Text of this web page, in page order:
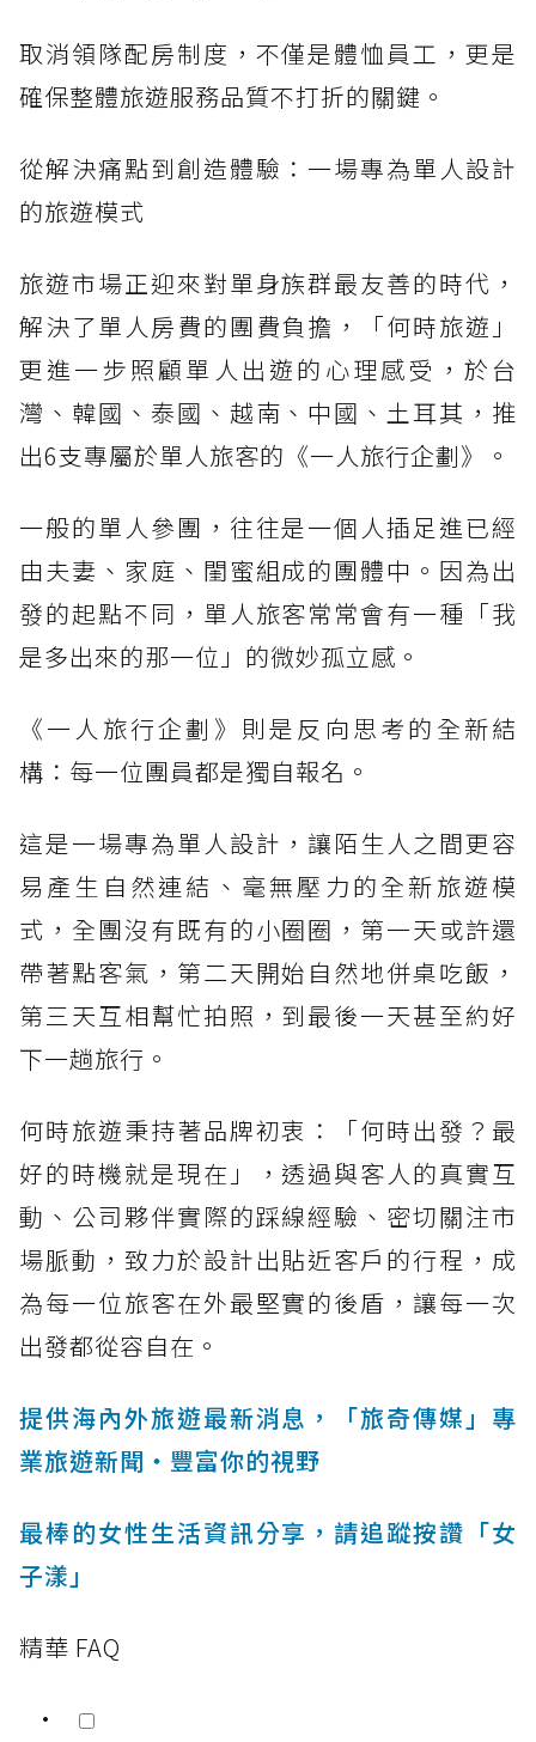
取消領隊配房制度，不僅是體恤員工，更是
確保整體旅遊服務品質不打折的關鍵。
從解決痛點到創造體驗：一場專為單人設計
的旅遊模式
旅遊市場正迎來對單身族群最友善的時代，
解決了單人房費的團費負擔，「何時旅遊」
更進一步照顧單人出遊的心理感受，於台
灣、韓國、泰國、越南、中國、土耳其，推
出6支專屬於單人旅客的《一人旅行企劃》。
一般的單人參團，往往是一個人插足進已經
由夫妻、家庭、閨蜜組成的團體中。因為出
發的起點不同，單人旅客常常會有一種「我
是多出來的那一位」的微妙孤立感。
《一人旅行企劃》則是反向思考的全新結
構：每一位團員都是獨自報名。
這是一場專為單人設計，讓陌生人之間更容
易產生自然連結、毫無壓力的全新旅遊模
式，全團沒有既有的小圈圈，第一天或許還
帶著點客氣，第二天開始自然地併桌吃飯，
第三天互相幫忙拍照，到最後一天甚至約好
下一趟旅行。
何時旅遊秉持著品牌初衷：「何時出發？最
好的時機就是現在」，透過與客人的真實互
動、公司夥伴實際的踩線經驗、密切關注市
場脈動，致力於設計出貼近客戶的行程，成
為每一位旅客在外最堅實的後盾，讓每一次
出發都從容自在。
提供海內外旅遊最新消息，「旅奇傳媒」專
業旅遊新聞‧豐富你的視野
最棒的女性生活資訊分享，請追蹤按讚「女
子漾」
精華 FAQ